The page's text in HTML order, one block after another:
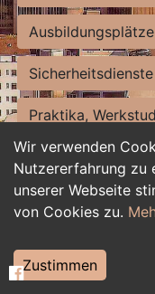
Wir verwenden
Nutzererfahrung zu
unserer Webseite
von Cookies zu.
Zustimmen
Ausbildungsplätze
Sicherheitsdienste
Praktika,
Personalwesen
Hilfskräfte,
Weiterbildung,